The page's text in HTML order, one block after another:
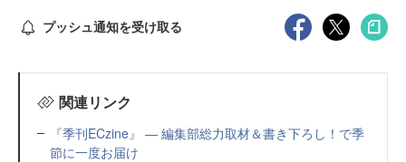
プッシュ通知を受け取る
関連リンク
『季刊ECzine』 ― 編集部総力取材＆書き下ろし！で季
節に一度お届け